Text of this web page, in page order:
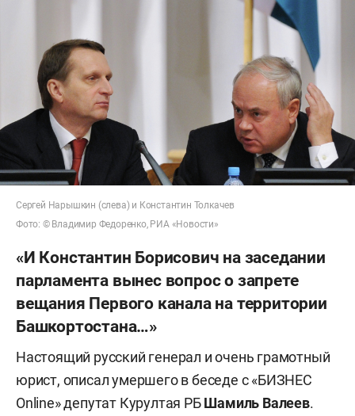
Сергей Нарышкин (слева) и Константин Толкачев
Фото: © Владимир Федоренко, РИА «Новости»
«И Константин Борисович на заседании
парламента вынес вопрос о запрете
вещания Первого канала на территории
Башкортостана…»
Настоящий русский генерал и очень грамотный
юрист, описал умершего в беседе с «БИЗНЕС
Online» депутат Курултая РБШамиль Валеев.